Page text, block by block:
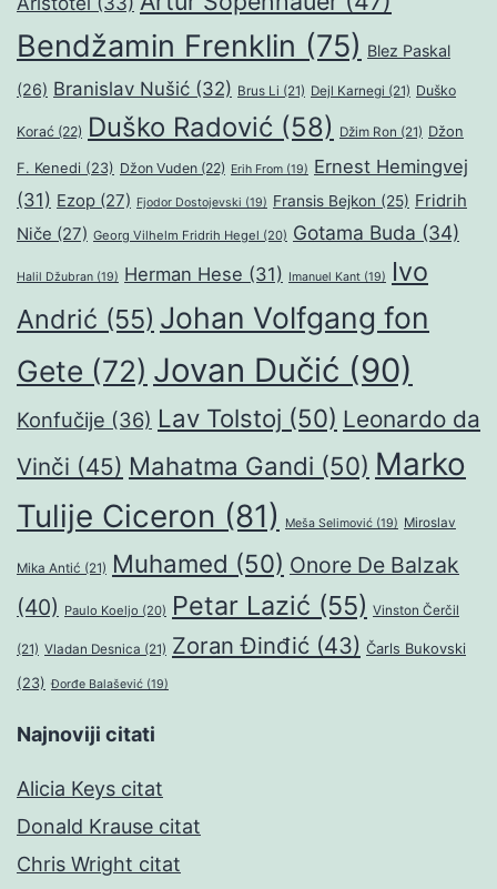
Bendžamin Frenklin (75) Blez Paskal
(26) Branislav Nušić (32) Brus Li (21) Dejl Karnegi (21) Duško
Korać (22) Duško Radović (58) Džim Ron (21) Džon
F. Kenedi (23) Džon Vuden (22) Erih From (19) Ernest Hemingvej
(31) Ezop (27) Fjodor Dostojevski (19) Fransis Bejkon (25) Fridrih
Niče (27) Georg Vilhelm Fridrih Hegel (20) Gotama Buda (34)
Halil Džubran (19) Herman Hese (31) Imanuel Kant (19)
Ivo
Andrić (55) Johan Volfgang fon
Gete (72) Jovan Dučić (90)
Konfučije (36) Lav Tolstoj (50) Leonardo da
Vinči (45) Mahatma Gandi (50) Marko
Tulije Ciceron (81) Meša Selimović (19) Miroslav
Mika Antić (21) Muhamed (50) Onore De Balzak
(40) Paulo Koeljo (20) Petar Lazić (55) Vinston Čerčil
(21) Vladan Desnica (21) Zoran Đinđić (43) Čarls Bukovski
(23) Đorđe Balašević (19)
Najnoviji citati
Alicia Keys citat
Donald Krause citat
Chris Wright citat